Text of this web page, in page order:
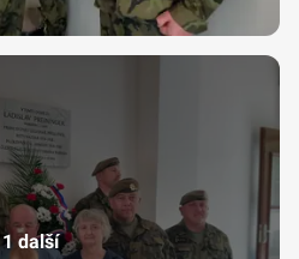
1 další